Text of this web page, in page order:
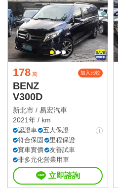
178 萬 加入比較
BENZ
V300D
新北市 / 易宏汽車
2021年 / km
認證車
五大保證
符合保固
里程保證
實車實價
友善試車
非多元化營業用車
立即諮詢